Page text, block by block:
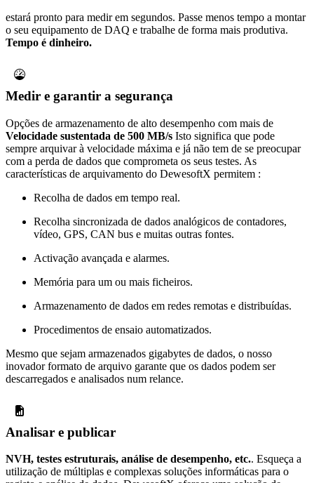
estará pronto para medir em segundos. Passe menos tempo a montar
o seu equipamento de DAQ e trabalhe de forma mais produtiva.
Tempo é dinheiro.
Medir e garantir a segurança
Opções de armazenamento de alto desempenho com mais de
Velocidade sustentada de 500 MB/s Isto significa que pode
sempre arquivar à velocidade máxima e já não tem de se preocupar
com a perda de dados que comprometa os seus testes. As
características de arquivamento do DewesoftX permitem :
Recolha de dados em tempo real.
Recolha sincronizada de dados analógicos de contadores,
vídeo, GPS, CAN bus e muitas outras fontes.
Activação avançada e alarmes.
Memória para um ou mais ficheiros.
Armazenamento de dados em redes remotas e distribuídas.
Procedimentos de ensaio automatizados.
Mesmo que sejam armazenados gigabytes de dados, o nosso
inovador formato de arquivo garante que os dados podem ser
descarregados e analisados num relance.
Analisar e publicar
NVH, testes estruturais, análise de desempenho, etc.. Esqueça a
utilização de múltiplas e complexas soluções informáticas para o